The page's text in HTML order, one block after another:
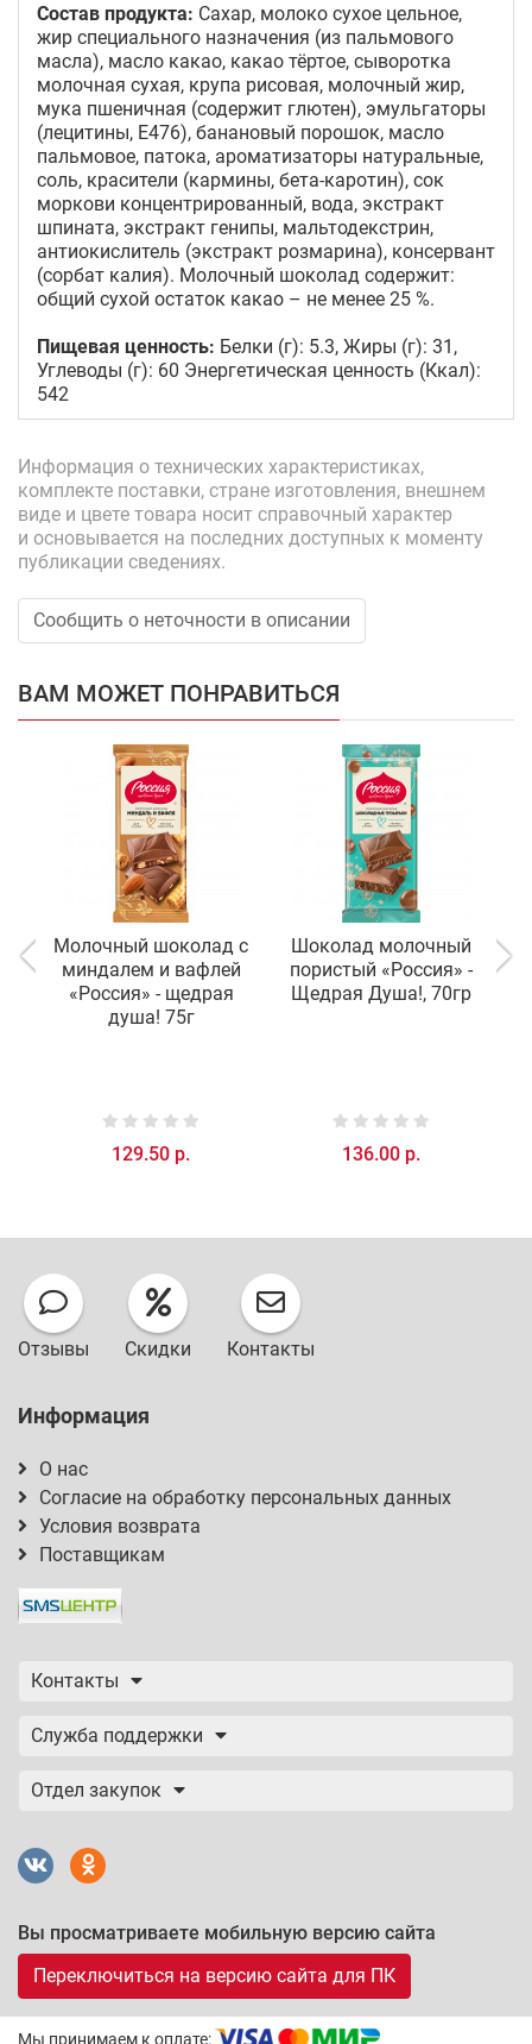
Состав продукта: Сахар, молоко сухое цельное,
жир специального назначения (из пальмового
масла), масло какао, какао тёртое, сыворотка
молочная сухая, крупа рисовая, молочный жир,
мука пшеничная (содержит глютен), эмульгаторы
(лецитины, Е476), банановый порошок, масло
пальмовое, патока, ароматизаторы натуральные,
соль, красители (кармины, бета-каротин), сок
моркови концентрированный, вода, экстракт
шпината, экстракт генипы, мальтодекстрин,
антиокислитель (экстракт розмарина), консервант
(сорбат калия). Молочный шоколад содержит:
общий сухой остаток какао – не менее 25 %.
Пищевая ценность: Белки (г): 5.3, Жиры (г): 31,
Углеводы (г): 60 Энергетическая ценность (Ккал):
542
Информация о технических характеристиках,
комплекте поставки, стране изготовления, внешнем
виде и цвете товара носит справочный характер
и основывается на последних доступных к моменту
публикации сведениях.
Сообщить о неточности в описании
ВАМ МОЖЕТ ПОНРАВИТЬСЯ
Молочный шоколад с
миндалем и вафлей
«Россия» - щедрая
душа! 75г
129.50 р.
Шоколад молочный
пористый «Россия» -
Щедрая Душа!, 70гр
136.00 р.
Отзывы Скидки Контакты
Информация
О нас
Согласие на обработку персональных данных
Условия возврата
Поставщикам
Контакты
Служба поддержки
Отдел закупок
Вы просматриваете мобильную версию сайта
Переключиться на версию сайта для ПК
Мы принимаем к оплате: